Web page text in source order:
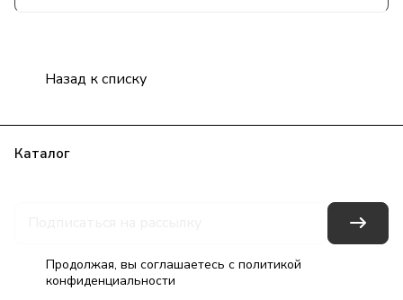
Назад к списку
Каталог
Продолжая, вы соглашаетесь с политикой
конфиденциальности